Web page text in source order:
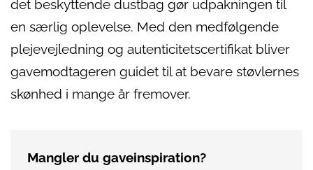
det beskyttende dustbag gør udpakningen til
en særlig oplevelse. Med den medfølgende
plejevejledning og autenticitetscertifikat bliver
gavemodtageren guidet til at bevare støvlernes
skønhed i mange år fremover.
Mangler du gaveinspiration?